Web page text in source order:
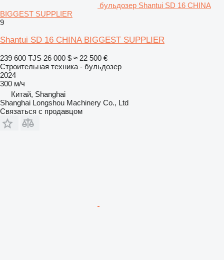
бульдозер Shantui SD 16 CHINA
BIGGEST SUPPLIER
9
Shantui SD 16 CHINA BIGGEST SUPPLIER
239 600 TJS 26 000 $ ≈ 22 500 €
Строительная техника - бульдозер
2024
300 м/ч
Китай, Shanghai
Shanghai Longshou Machinery Co., Ltd
Связаться с продавцом